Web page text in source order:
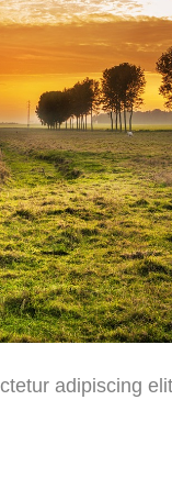
adipiscing